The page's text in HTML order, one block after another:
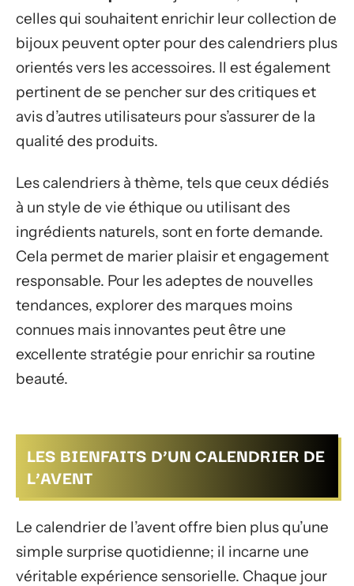
celles qui souhaitent enrichir leur collection de
bijoux peuvent opter pour des calendriers plus
orientés vers les accessoires. Il est également
pertinent de se pencher sur des critiques et
avis d’autres utilisateurs pour s’assurer de la
qualité des produits.
Les calendriers à thème, tels que ceux dédiés
à un style de vie éthique ou utilisant des
ingrédients naturels, sont en forte demande.
Cela permet de marier plaisir et engagement
responsable. Pour les adeptes de nouvelles
tendances, explorer des marques moins
connues mais innovantes peut être une
excellente stratégie pour enrichir sa routine
beauté.
LES BIENFAITS D’UN CALENDRIER DE
L’AVENT
Le calendrier de l’avent offre bien plus qu’une
simple surprise quotidienne; il incarne une
véritable expérience sensorielle. Chaque jour